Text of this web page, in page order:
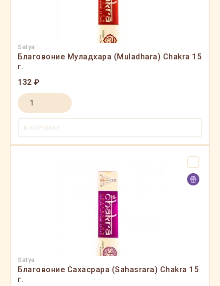
Satya
Благовоние Муладхара (Muladhara) Chakra 15
г.
132 ₽
В КОРЗИНУ
Satya
Благовоние Сахасрара (Sahasrara) Chakra 15
г.